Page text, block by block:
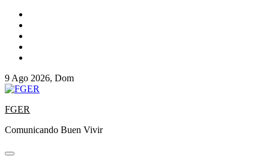
9 Ago 2026, Dom
FGER
Comunicando Buen Vivir